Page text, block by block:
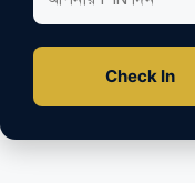
Check In